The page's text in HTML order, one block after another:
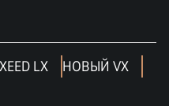
LX
НОВЫЙ VX